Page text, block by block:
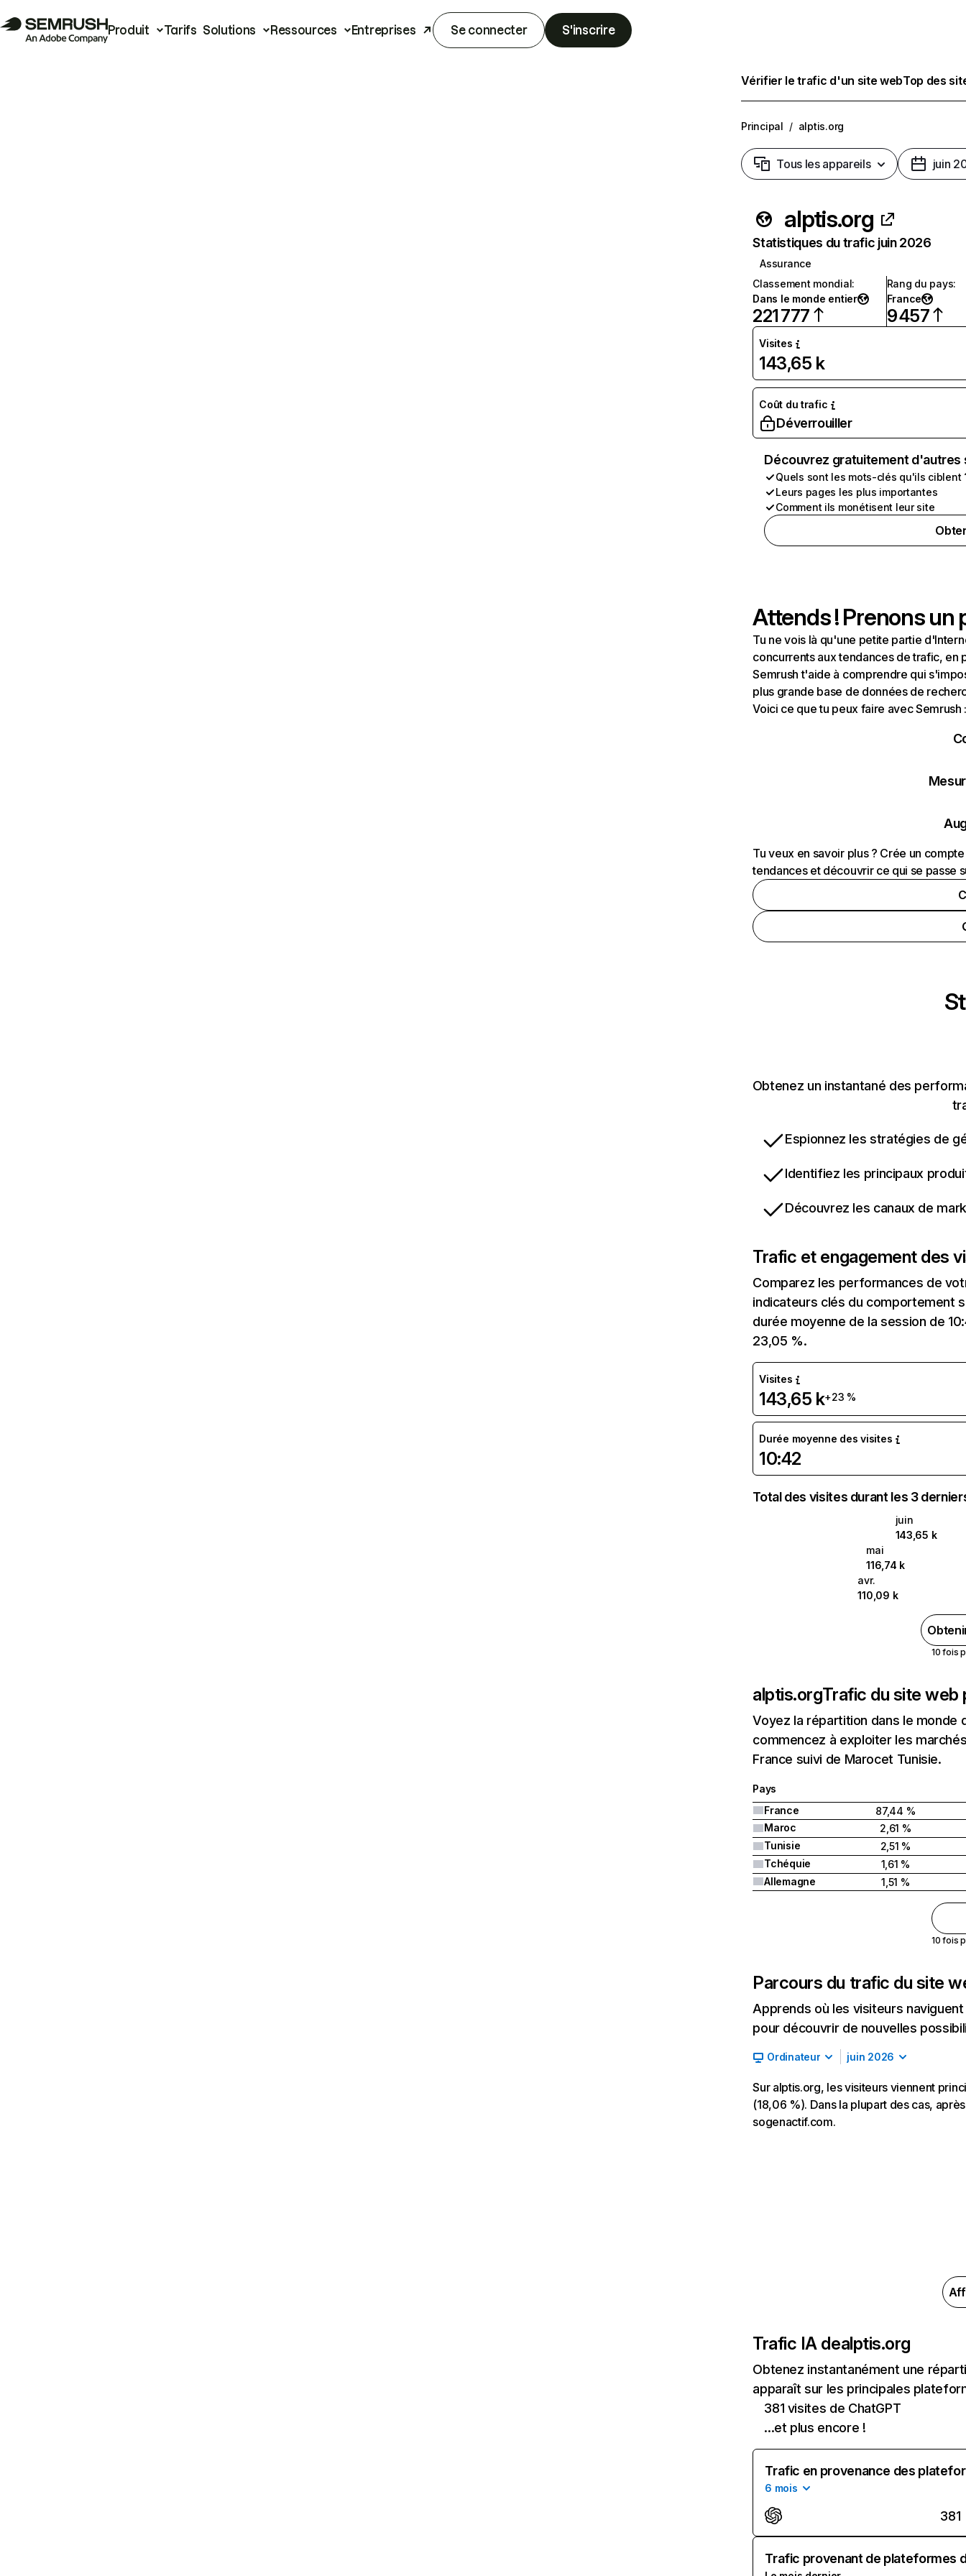
Produit Tarifs Solutions Ressources Entreprises Se connecter S'inscrire
Vérifier le trafic d'un site webTop des
Principal / alptis.org
Tous les appareils juin
alptis.org
Statistiques du trafic juin 2026
Assurance
Classement mondial:
Dans le monde entier
221 777
Rang du pays:
France
9 457
Visites
143,65 k
Coût du trafic
Déverrouiller
Découvrez gratuitement
Quels sont les mots-clés qu'ils ciblent
Leurs pages les plus importantes
Comment ils monétisent leur site
Attends ! Prenons un
Tu ne vois là qu'une petite partie
concurrents aux tendances de trafic, en
Semrush t'aide à comprendre qui
plus grande base de données de
Voici ce que tu peux faire avec Semrush
Tu veux en savoir plus ? Crée un
tendances et découvrir ce qui se passe
Obtenez un instantané des
Espionnez les stratégies de
Identifiez les principaux
Découvrez les canaux de
Trafic et engagement des
Comparez les performances de
indicateurs clés du comportement
durée moyenne de la session de
23,05 %.
Visites
143,65 k+23 %
Durée moyenne des visites
10:42
Total des visites durant les 3
juin
143,65 k
mai
116,74 k
avr.
110,09 k
10 fois
alptis.orgTrafic du site web
Voyez la répartition dans le
commencez à exploiter les
France suivi de Marocet Tunisie.
Pays
France
87,44 %
Maroc
2,61 %
Tunisie
2,51 %
Tchéquie
1,61 %
Allemagne
1,51 %
10 fois
Parcours du trafic du site
Apprends où les visiteurs
pour découvrir de nouvelles
Ordinateur juin 2026
Sur alptis.org, les visiteurs viennent
(18,06 %). Dans la plupart des cas,
sogenactif.com.
Trafic IA dealptis.org
Obtenez instantanément une
apparaît sur les principales
381 visites de ChatGPT
...et plus encore !
Trafic en provenance des
6 mois
381
Trafic provenant de plateformes